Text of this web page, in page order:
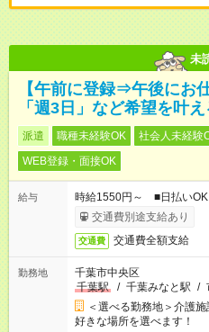
未
【午前に登録⇒午後にお
「週3日」など希望を叶
派遣 職種未経験OK 社会人未経験
WEB登録・面接OK
給与
時給1550円～ ■日払い
交通費別途支給あり
交通費 交通費全額支給
勤務地
千葉市中央区
千葉駅
/ 千葉みなと駅 /
＜選べる勤務地＞介護
好きな場所を選べます！